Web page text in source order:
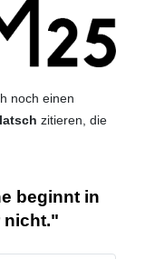
noch einen
zitieren, die
beginnt in
nicht."